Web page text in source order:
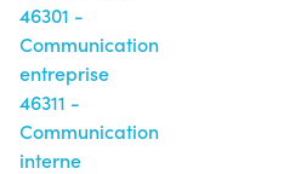
46301 -
Communication
entreprise
46311 -
Communication
interne